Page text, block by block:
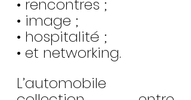
• rencontres ;
• image ;
• hospitalité ;
• et networking.
L’automobile